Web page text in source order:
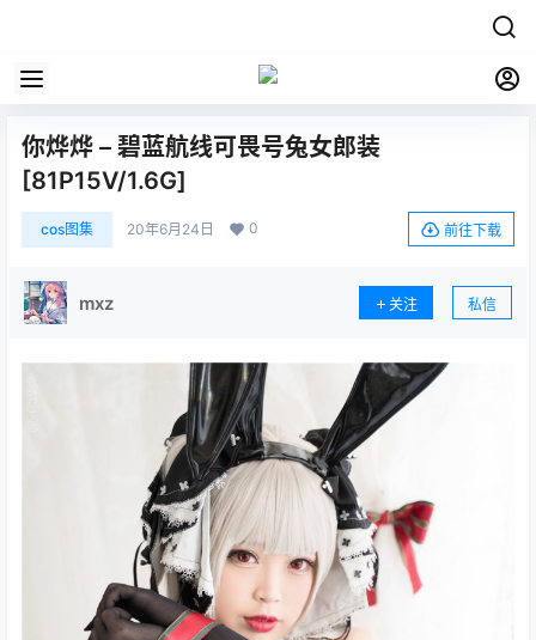
你烨烨 – 碧蓝航线可畏号兔女郎装
[81P15V/1.6G]
cos图集 20年6月24日 0 前往下载
mxz 关注 私信